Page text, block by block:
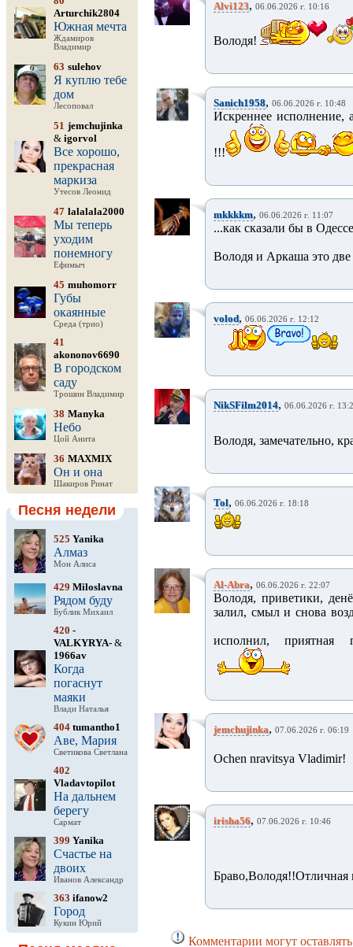
Arturchik2804
Южная мечта
Ждамиров
Владимир
63 sulehov
Я куплю тебе
дом
Лесоповал
51 jemchujinka
& igorvol
Все хорошо,
прекрасная
маркиза
Утесов Леонид
47 lalalala2000
Мы теперь
уходим
понемногу
Ефимыч
45 muhomorr
Губы
окаянные
Среда (трио)
41
akononov6690
В городском
саду
Трошин Владимир
38 Manyka
Небо
Цой Анита
36 MAXMIX
Он и она
Шакиров Ринат
Песня недели
525 Yanika
Алмаз
Мон Алиса
429 Miloslavna
Рядом буду
Бублик Михаил
420 -
VALKYRYA- &
1966av
Когда
погаснут
маяки
Влади Наталья
404 tumantho1
Аве, Мария
Светикова Светлана
402
Vladavtopilot
На дальнем
берегу
Сармат
399 Yanika
Счастье на
двоих
Иванов Александр
363 ifanow2
Город
Кукин Юрий
Alvi123, 06.06.2026 г. 10:16
Володя!
Sanich1958, 06.06.2026 г. 10:48
Искреннее исполнение,
!!!
mkkkkm, 06.06.2026 г. 11:07
...как сказали бы в
Володя и Аркаша это
volod, 06.06.2026 г. 12:12
NikSFilm2014, 06.06.2026 г.
Володя, замечательно,
Tol, 06.06.2026 г. 18:18
Al-Abra, 06.06.2026 г. 22:07
Володя, приветики,
залил, смыл и снова
исполнил, приятная
jemchujinka, 07.06.2026 г. 06:19
Ochen nravitsya Vladimir!
irisha56, 07.06.2026 г. 10:46
Браво,Володя!!Отличная
Комментарии могут